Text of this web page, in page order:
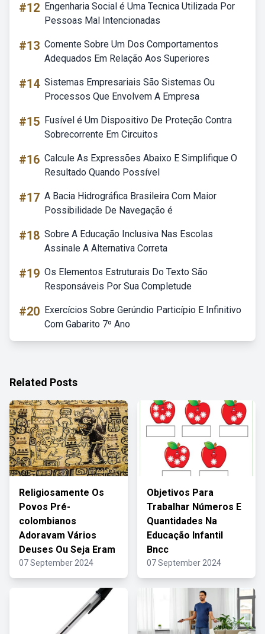
#12 Engenharia Social é Uma Tecnica Utilizada Por
Pessoas Mal Intencionadas
#13 Comente Sobre Um Dos Comportamentos
Adequados Em Relação Aos Superiores
#14 Sistemas Empresariais São Sistemas Ou
Processos Que Envolvem A Empresa
#15 Fusível é Um Dispositivo De Proteção Contra
Sobrecorrente Em Circuitos
#16 Calcule As Expressões Abaixo E Simplifique O
Resultado Quando Possível
#17 A Bacia Hidrográfica Brasileira Com Maior
Possibilidade De Navegação é
#18 Sobre A Educação Inclusiva Nas Escolas
Assinale A Alternativa Correta
#19 Os Elementos Estruturais Do Texto São
Responsáveis Por Sua Completude
#20 Exercícios Sobre Gerúndio Particípio E Infinitivo
Com Gabarito 7º Ano
Related Posts
Religiosamente Os
Povos Pré-
colombianos
Adoravam Vários
Deuses Ou Seja Eram
07 September 2024
Objetivos Para
Trabalhar Números E
Quantidades Na
Educação Infantil
Bncc
07 September 2024